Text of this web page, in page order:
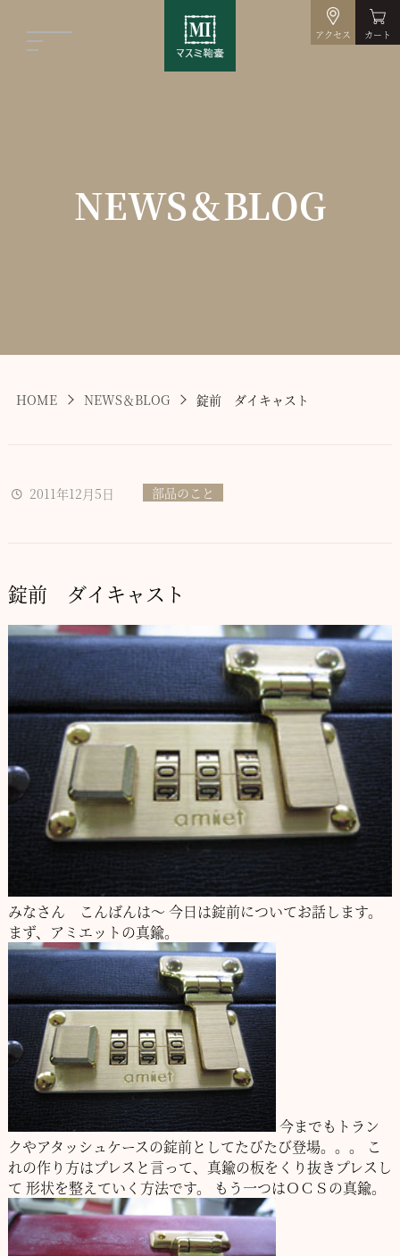
アクセス カート
NEWS＆BLOG
HOME NEWS＆BLOG 錠前 ダイキャスト
2011年12月5日 部品のこと
錠前 ダイキャスト
みなさん こんばんは～ 今日は錠前についてお話します。
まず、アミエットの真鍮。
今までもトラン
クやアタッシュケースの錠前としてたびたび登場。。。
こ
れの作り方はプレスと言って、真鍮の板をくり抜きプレスし
て 形状を整えていく方法です。 もう一つはＯＣＳの真鍮。